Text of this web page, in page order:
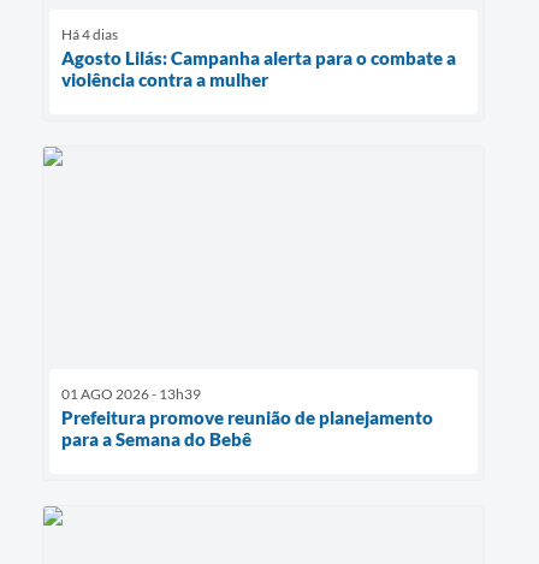
Há 4 dias
Agosto Lilás: Campanha alerta para o combate a
violência contra a mulher
01 AGO 2026 - 13h39
Prefeitura promove reunião de planejamento
para a Semana do Bebê